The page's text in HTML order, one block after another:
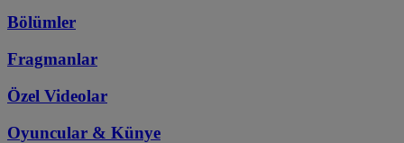
Bölümler
Fragmanlar
Özel Videolar
Oyuncular & Künye